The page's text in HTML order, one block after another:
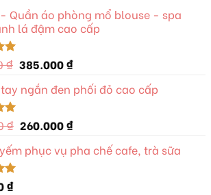
Quần áo phòng mổ blouse - spa
lá đậm cao cấp
₫ Giá
là:
385.000₫Giá
tại
385.000 ₫.
ngắn đen phối đỏ cao cấp
₫ Giá
là:
260.000₫Giá
tại
phục vụ pha chế cafe, trà sữa
₫